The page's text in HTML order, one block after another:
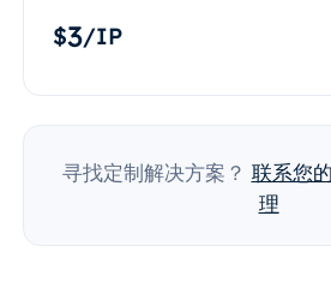
$3/IP
寻找定制解决方案？ 联系您
理